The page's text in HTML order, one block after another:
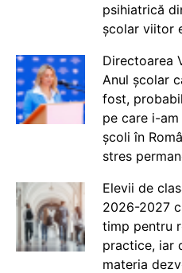
psihiatrică
școlar viitor
Directoarea
Anul școlar
fost,
pe care i-
școli în
stres
Elevii de
2026-2027
timp pentru
practice, iar
materia